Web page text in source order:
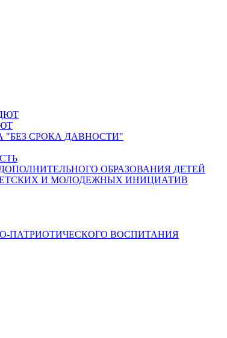
СРОКА ДАВНОСТИ"
ОБРАЗОВАНИЯ ДЕТЕЙ
И МОЛОДЕЖНЫХ ИНИЦИАТИВ
ПАТРИОТИЧЕСКОГО ВОСПИТАНИЯ